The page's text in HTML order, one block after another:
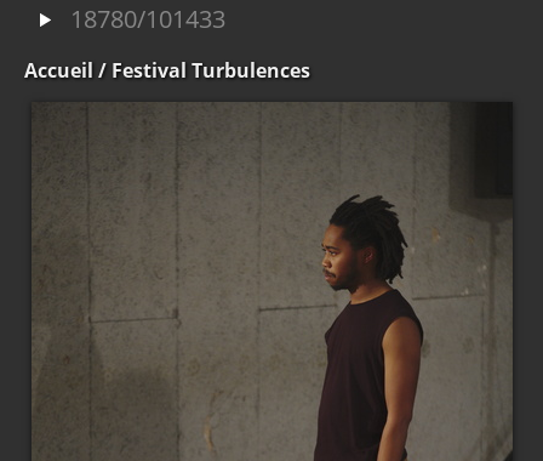
18780/101433
Accueil / Festival Turbulences